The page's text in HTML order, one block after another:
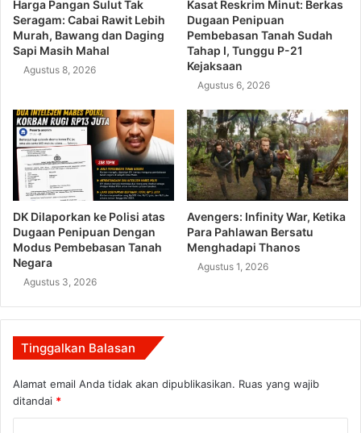
Harga Pangan Sulut Tak
Seragam: Cabai Rawit Lebih
Murah, Bawang dan Daging
Sapi Masih Mahal
Agustus 8, 2026
Kasat Reskrim Minut: Berkas
Dugaan Penipuan
Pembebasan Tanah Sudah
Tahap I, Tunggu P-21
Kejaksaan
Agustus 6, 2026
DK Dilaporkan ke Polisi atas
Dugaan Penipuan Dengan
Modus Pembebasan Tanah
Negara
Agustus 3, 2026
Avengers: Infinity War, Ketika
Para Pahlawan Bersatu
Menghadapi Thanos
Agustus 1, 2026
Tinggalkan Balasan
Alamat email Anda tidak akan dipublikasikan. Ruas yang wajib
ditandai *